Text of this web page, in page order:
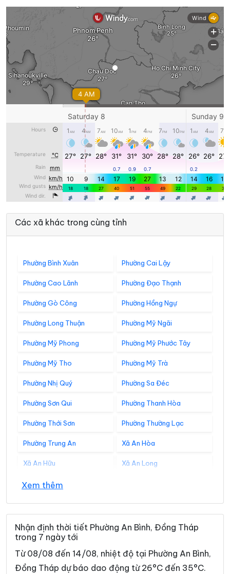
Các xã khác trong cùng tỉnh
Phường Bình Xuân Phường Cai Lậy
Phường Cao Lãnh Phường Đạo Thạnh
Phường Gò Công Phường Hồng Ngự
Phường Long Thuận Phường Mỹ Ngãi
Phường Mỹ Phong Phường Mỹ Phước Tây
Phường Mỹ Tho Phường Mỹ Trà
Phường Nhị Quý Phường Sa Đéc
Phường Sơn Qui Phường Thanh Hòa
Phường Thới Sơn Phường Thường Lạc
Phường Trung An Xã An Hòa
Xã An Hữu Xã An Long
Xã An Phước
Xã Ba Sao Xã Bình Hàng Trung
Xã Bình Ninh Xã Bình Phú
Xã Bình Trưng
Xã Châu Thành Xã Chợ Gạo
Xem thêm
Nhận định thời tiết Phường An Bình, Đồng Tháp
trong 7 ngày tới
Từ 08/08 đến 14/08, nhiệt độ tại Phường An Bình,
Đồng Tháp dự báo dao động từ 26°C đến 35°C.